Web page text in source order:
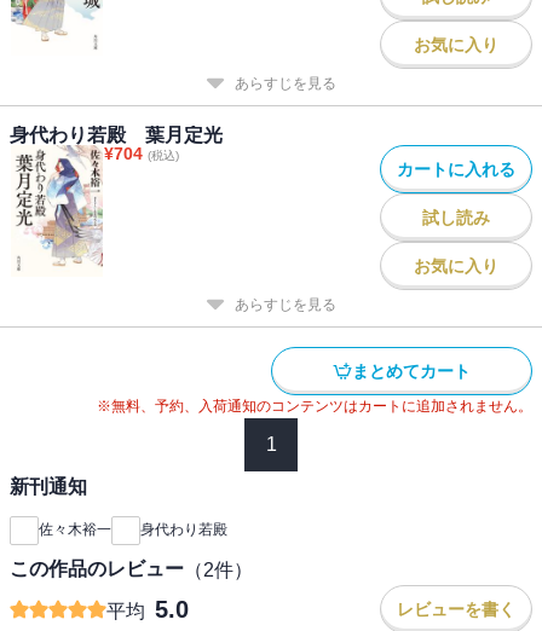
お気に入り
あらすじを見る
身代わり若殿 葉月定光
¥704 (税込)
カートに入れる
試し読み
お気に入り
あらすじを見る
まとめてカート
※無料、予約、入荷通知のコンテンツはカートに追加されません。
1
新刊通知
佐々木裕一 身代わり若殿
この作品のレビュー （2件）
平均 5.0 レビューを書く